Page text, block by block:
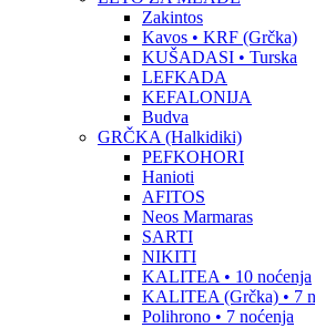
Zakintos
Kavos • KRF (Grčka)
KUŠADASI • Turska
LEFKADA
KEFALONIJA
Budva
GRČKA (Halkidiki)
PEFKOHORI
Hanioti
AFITOS
Neos Marmaras
SARTI
NIKITI
KALITEA • 10 noćenja
KALITEA (Grčka) • 7
Polihrono • 7 noćenja